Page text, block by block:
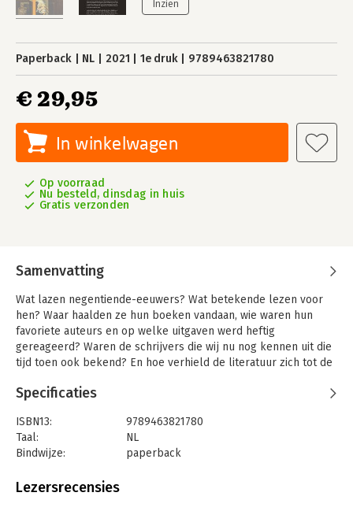
Paperback NL 2021 1e druk 9789463821780
€ 29,95
In winkelwagen
Op voorraad
Nu besteld, dinsdag in huis
Gratis verzonden
Samenvatting
Wat lazen negentiende-eeuwers? Wat betekende lezen voor
hen? Waar haalden ze hun boeken vandaan, wie waren hun
favoriete auteurs en op welke uitgaven werd heftig
gereageerd? Waren de schrijvers die wij nu nog kennen uit die
tijd toen ook bekend? En hoe verhield de literatuur zich tot de
In het even vernieuwende als meeslepende L zet Marita
Mathijsen haar eigentijdse leesbril af en verplaatst ze zich in
de negentiende-eeuwse boekenliefhebber. Letterlijk, want ze
laat deze lezer, die ze L noemt, geregeld zelf aan het woord
Mathijsen daarbij de grens tussen literatuur en wetenschap.
Specificaties
ISBN13:
9789463821780
Taal:
NL
Bindwijze:
paperback
Uitgever:
Lezersrecensies